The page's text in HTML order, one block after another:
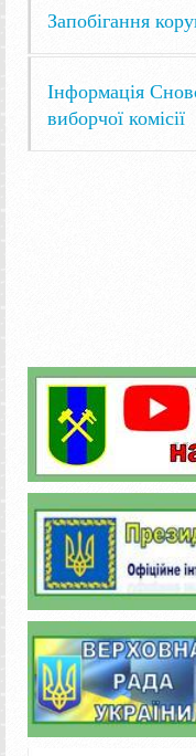
Запобігання
Інформація
виборчої комісії